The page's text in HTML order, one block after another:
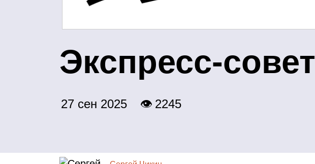
Экспресс‑совет
27 сен 2025 👁 2245